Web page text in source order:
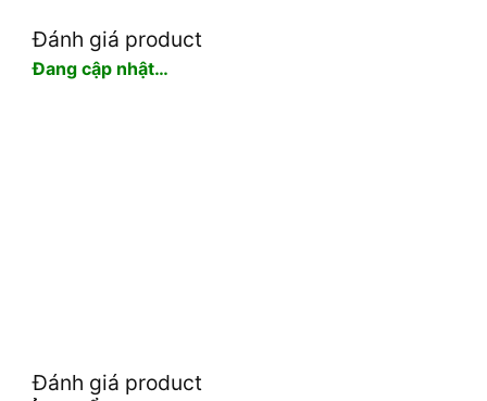
Đánh giá product
Đang cập nhật…
Đánh giá product